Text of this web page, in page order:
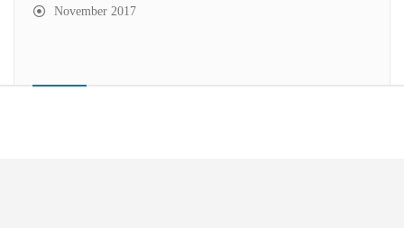
November 2017